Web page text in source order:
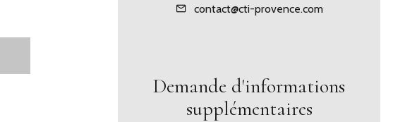
contact@cti-provence.com
Demande d'informations
supplémentaires